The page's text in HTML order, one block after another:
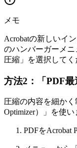
メモ
Acrobatの新しいイ
のハンバーガーメ
圧縮」を選択してく
方法2：「PDF最
圧縮の内容を細か
Optimizer）」を使い
PDFをAcrobat